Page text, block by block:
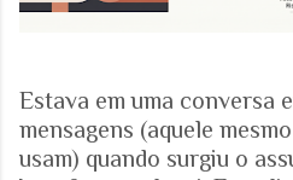
Estava em uma conversa
mensagens (aquele
usam) quando surgiu o